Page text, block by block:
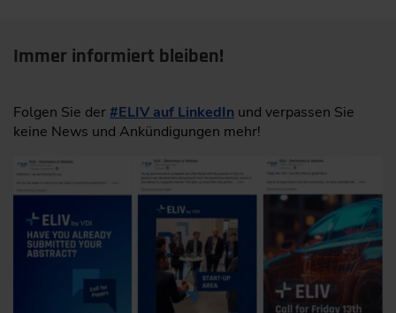
Immer informiert bleiben!
Folgen Sie der #ELIV auf LinkedIn und verpassen Sie
keine News und Ankündigungen mehr!